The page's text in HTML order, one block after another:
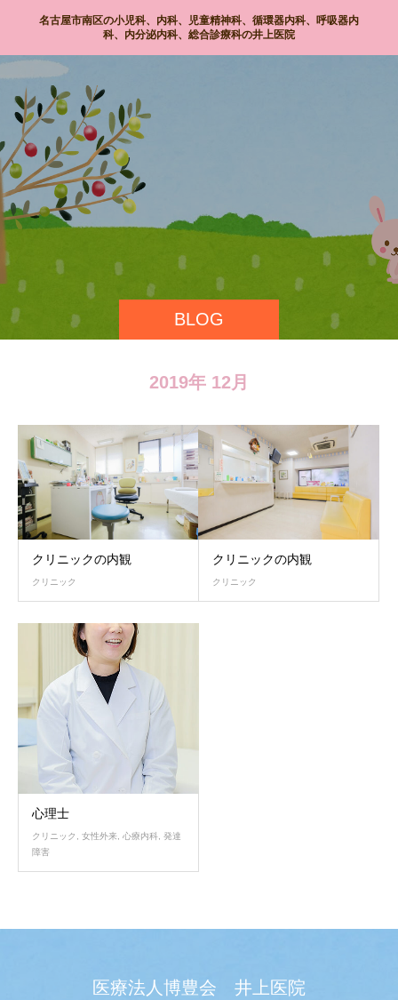
名古屋市南区の小児科、内科、児童精神科、循環器内科、呼吸器内
科、内分泌内科、総合診療科の井上医院
BLOG
2019年 12月
クリニックの内観
クリニック
クリニックの内観
クリニック
心理士
クリニック 女性外来 心療内科 発達
障害
医療法人博豊会 井上医院